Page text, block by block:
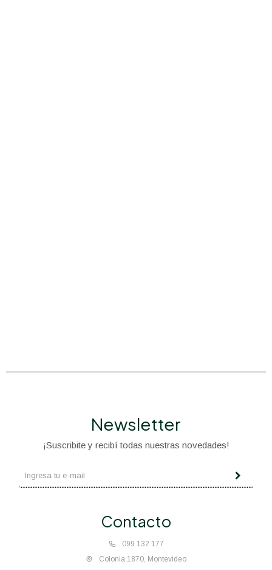
Contacto
099 132 177
Colonia 1870, Montevideo
Newsletter
¡Suscribite y recibí todas nuestras novedades!